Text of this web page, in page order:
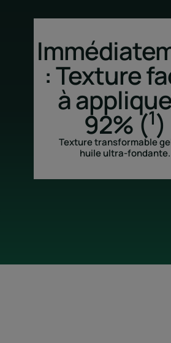
: Texture
à
92% (1)
Texture transformable
huile ultra-fondante.